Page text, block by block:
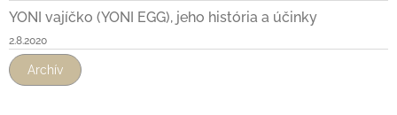
YONI vajíčko (YONI EGG), jeho história a účinky
2.8.2020
Archív